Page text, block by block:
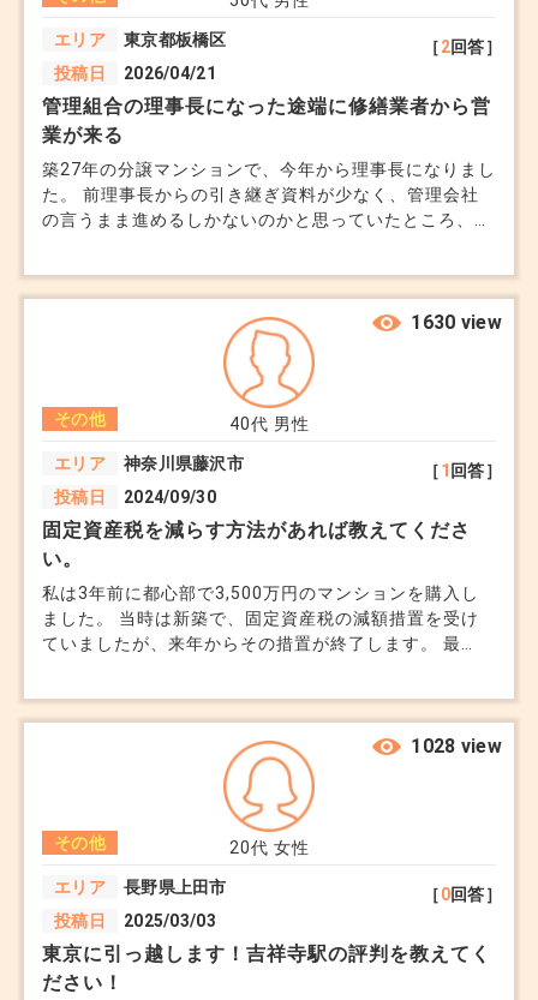
エリア
東京都板橋区
投稿日
2026/04/21
［2回答］
管理組合の理事長になった途端に修繕業者から営
業が来る
築27年の分譲マンションで、今年から理事長になりまし
た。 前理事長からの引き継ぎ資料が少なく、管理会社
の言うまま進めるしかないのかと思っていたところ、外
直接営業の電話や訪問が来るようになりました。 管理
会社経由だと高くなる、等色々言われ、どこまで信用し
て良いのかわかりません。 長期の修繕計画を見ると確
かに数年以内に大規模修繕が必要なのですが。 そもそ
も、理事長に直接営業がくること自体がおかしいと思っ
たのですが、こういうものなのでしょうか。 もちろん
私の一存で決められずはずもなく、資料だけもらってい
る状態ですが... 想定以上に負担を感じています。
40代 男性
その他
エリア
神奈川県藤沢市
投稿日
2024/09/30
［1 回答］
1630 view
固定資産税を減らす方法があれば教えてくださ
い。
私は3年前に都心部で3,500万円のマンションを購入し
ました。 当時は新築で、固定資産税の減額措置を受け
ていましたが、来年からその措置が終了します。 最
却する場合、固定資産税の精算はどうなるのでしょう
か。 ②賃貸に出す場合、固定資産税を家賃に上乗せす
ることは可能でしょうか。 ③マンションを売却して地
方で一戸建てを購入する場合、固定資産税の負担を軽減
する方法はありますか。 また、このマンションには高
齢の母も住んでいます。 母の介護のために、マンショ
ンの一部を改装して介護用設備を設置したのですが、こ
の場合、固定資産税の減額措置はあるのでしょうか。
もし、固定資産税をなるべく減らせる合法的な方法があ
れば教えてください。 よろしくお願いします。
20代 女性
その他
エリア
長野県上田市
投稿日
2025/03/03
［0回答］
1028 view
東京に引っ越します！吉祥寺駅の評判を教えてく
ださい！